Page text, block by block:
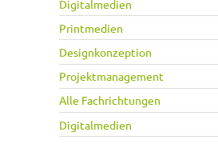
Digitalmedien
Printmedien
Designkonzeption
Projektmanagement
Alle Fachrichtungen
Digitalmedien